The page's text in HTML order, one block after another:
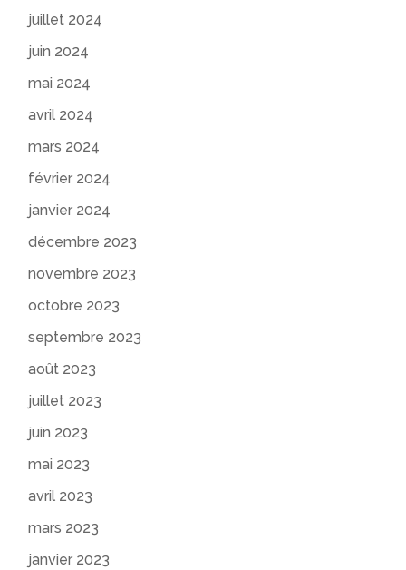
juillet 2024
juin 2024
mai 2024
avril 2024
mars 2024
février 2024
janvier 2024
décembre 2023
novembre 2023
octobre 2023
septembre 2023
août 2023
juillet 2023
juin 2023
mai 2023
avril 2023
mars 2023
janvier 2023